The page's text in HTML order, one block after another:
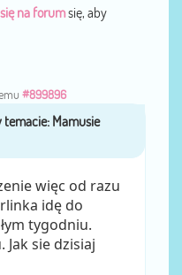
na forumsię, aby
#899896
więc od razu
idę do
tygodniu.
sie dzisiaj